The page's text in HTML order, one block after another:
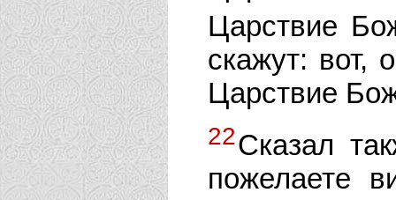
Царствие
скажут: вот,
Царствие
22Сказал
пожелаете